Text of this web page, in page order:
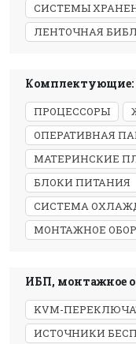
СИСТЕМЫ
ЛЕНТОЧНАЯ
Комплектующие:
ПРОЦЕССОРЫ
ОПЕРАТИВНАЯ
МАТЕРИНСКИЕ
БЛОКИ ПИТАНИЯ
СИСТЕМА
МОНТАЖНОЕ
ИБП, монтажное
KVM-
ИСТОЧНИКИ